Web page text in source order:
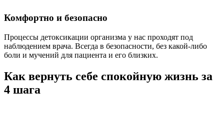
Комфортно и безопасно
Процессы детоксикации организма у нас проходят под
наблюдением врача. Всегда в безопасности, без какой-либо
боли и мучений для пациента и его близких.
Как вернуть себе спокойную жизнь за
4 шага